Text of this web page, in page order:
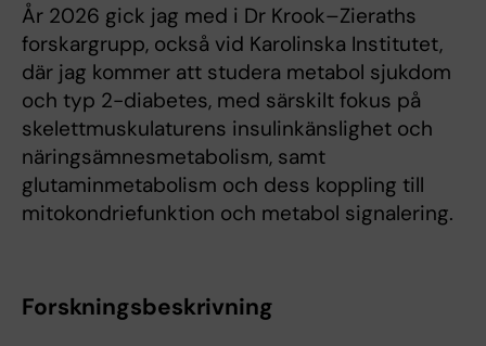
År 2026 gick jag med i Dr Krook–Zieraths
forskargrupp, också vid Karolinska Institutet,
där jag kommer att studera metabol sjukdom
och typ 2-diabetes, med särskilt fokus på
skelettmuskulaturens insulinkänslighet och
näringsämnesmetabolism, samt
glutaminmetabolism och dess koppling till
mitokondriefunktion och metabol signalering.
Forskningsbeskrivning